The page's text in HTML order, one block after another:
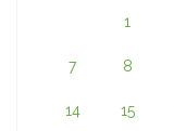
1
7 8
14 15